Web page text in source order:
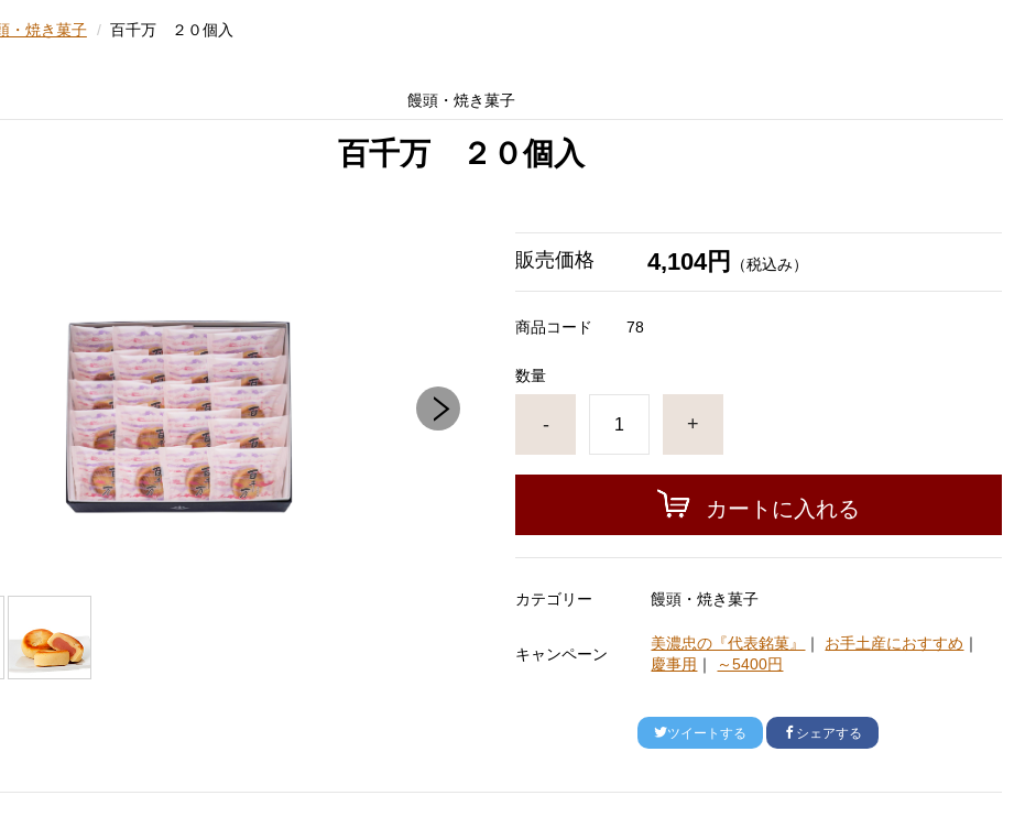
・焼き菓子 百千万 ２０個入
饅頭・焼き菓子
百千万 ２０個入
販売価格 4,104円 （税込み）
商品コード 78
数量
- +
カートに入れる
カテゴリー 饅頭・焼き菓子
キャンペーン
美濃忠の『代表銘菓』 ｜ お手土産におすすめ ｜
慶事用 ｜ ～5400円
ツイートする シェアする